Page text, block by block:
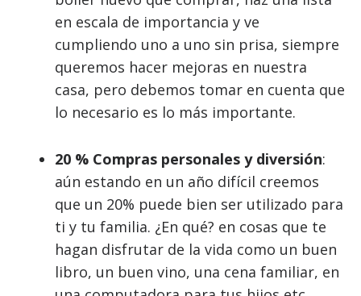
en escala de importancia y ve
cumpliendo uno a uno sin prisa, siempre
queremos hacer mejoras en nuestra
casa, pero debemos tomar en cuenta que
lo necesario es lo más importante.
20 % Compras personales y diversión:
aún estando en un año difícil creemos
que un 20% puede bien ser utilizado para
ti y tu familia. ¿En qué? en cosas que te
hagan disfrutar de la vida como un buen
libro, un buen vino, una cena familiar, en